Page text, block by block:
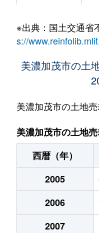
加茂野町
加茂野町
加茂野町
加茂野町
加茂野町
加茂野町
加茂野町
※出典：国土交通省
s://
美濃加茂市の土
美濃加茂市の土地売
美濃加茂市の土地
西暦（年）
2005
2006
2007